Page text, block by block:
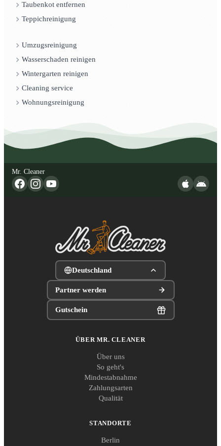
Taubenkot entfernen
Teppichreinigung
Umzugsreinigung
Wasserschaden reinigen
Wintergarten reinigen
Cleaning service
Wohnungsreinigung
Mr. Cleaner
Deutschland
Partner werden
Gutschein
ÜBER MR. CLEANER
Über uns
So geht's
Mindestabnahme
Zahlungsarten
Qualität
STANDORTE
Berlin